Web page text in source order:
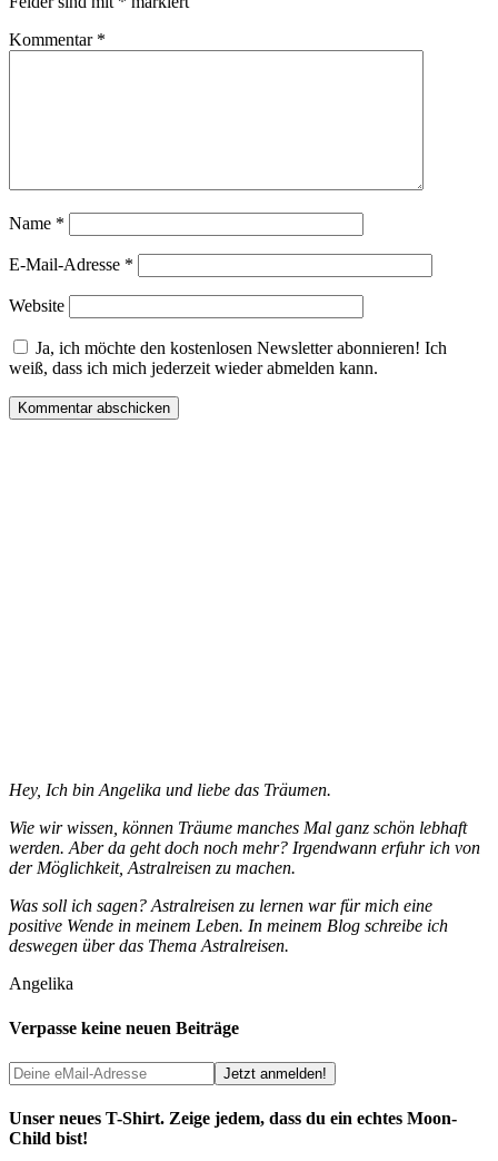
Kommentar *
Name *
E-Mail-Adresse *
Website
Ja, ich möchte den kostenlosen Newsletter abonnieren! Ich
weiß, dass ich mich jederzeit wieder abmelden kann.
Hey, Ich bin Angelika und liebe das Träumen.
Wie wir wissen, können Träume manches Mal ganz schön lebhaft
werden. Aber da geht doch noch mehr? Irgendwann erfuhr ich von
der Möglichkeit, Astralreisen zu machen.
Was soll ich sagen? Astralreisen zu lernen war für mich eine
positive Wende in meinem Leben. In meinem Blog schreibe ich
deswegen über das Thema Astralreisen.
Angelika
Verpasse keine neuen Beiträge
Unser neues T-Shirt. Zeige jedem, dass du ein echtes Moon-
Child bist!